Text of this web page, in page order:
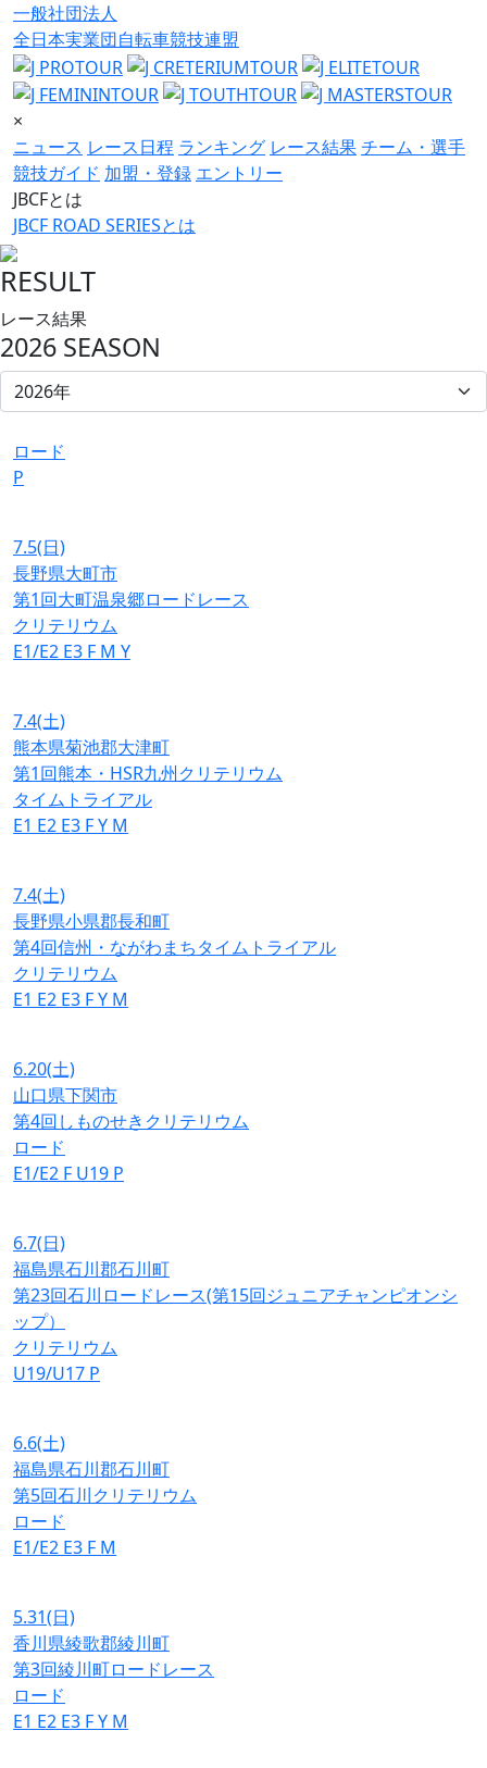
一般社団法人
全日本実業団自転車競技連盟
×
ニュース レース日程 ランキング レース結果チーム・選手
競技ガイド 加盟・登録 エントリー
JBCFとは
JBCF ROAD SERIESとは
RESULT
レース結果
2026 SEASON
ロード
P
7.5(日)
長野県大町市
第1回大町温泉郷ロードレース
クリテリウム
E1/E2 E3 F M Y
7.4(土)
熊本県菊池郡大津町
第1回熊本・HSR九州クリテリウム
タイムトライアル
E1 E2 E3 FY M
7.4(土)
長野県小県郡長和町
第4回信州・ながわまちタイムトライアル
クリテリウム
E1 E2 E3 FY M
6.20(土)
山口県下関市
第4回しものせきクリテリウム
ロード
E1/E2 F U19 P
6.7(日)
福島県石川郡石川町
第23回石川ロードレース(第15回ジュニアチャンピオンシ
ップ）
クリテリウム
U19/U17 P
6.6(土)
福島県石川郡石川町
第5回石川クリテリウム
ロード
E1/E2 E3 F M
5.31(日)
香川県綾歌郡綾川町
第3回綾川町ロードレース
ロード
E1 E2 E3 FY M